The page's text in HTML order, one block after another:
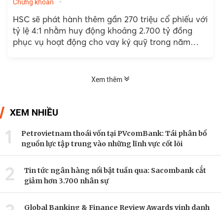
Chứng khoán
HSC sẽ phát hành thêm gần 270 triệu cổ phiếu với
tỷ lệ 4:1 nhằm huy động khoảng 2.700 tỷ đồng
phục vụ hoạt động cho vay ký quỹ trong năm
Xem thêm
XEM NHIỀU
1
Petrovietnam thoái vốn tại PVcomBank: Tái phân bổ
nguồn lực tập trung vào những lĩnh vực cốt lõi
2
Tin tức ngân hàng nổi bật tuần qua: Sacombank cắt
giảm hơn 3.700 nhân sự
Global Banking & Finance Review Awards vinh danh